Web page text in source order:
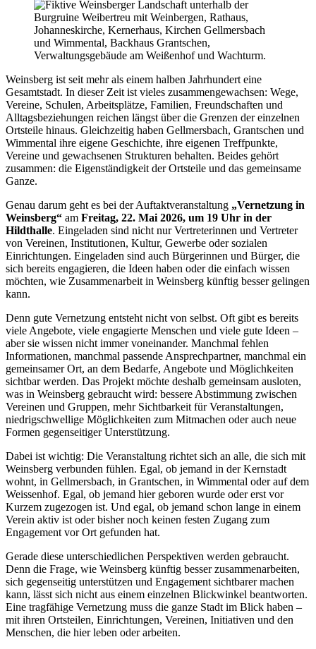
Weinsberg ist seit mehr als einem halben Jahrhundert eine
Gesamtstadt. In dieser Zeit ist vieles zusammengewachsen: Wege,
Vereine, Schulen, Arbeitsplätze, Familien, Freundschaften und
Alltagsbeziehungen reichen längst über die Grenzen der einzelnen
Ortsteile hinaus. Gleichzeitig haben Gellmersbach, Grantschen und
Wimmental ihre eigene Geschichte, ihre eigenen Treffpunkte,
Vereine und gewachsenen Strukturen behalten. Beides gehört
zusammen: die Eigenständigkeit der Ortsteile und das gemeinsame
Ganze.
Genau darum geht es bei der Auftaktveranstaltung „Vernetzung in
Weinsberg“ am Freitag, 22. Mai 2026, um 19 Uhr in der
Hildthalle. Eingeladen sind nicht nur Vertreterinnen und Vertreter
von Vereinen, Institutionen, Kultur, Gewerbe oder sozialen
Einrichtungen. Eingeladen sind auch Bürgerinnen und Bürger, die
sich bereits engagieren, die Ideen haben oder die einfach wissen
möchten, wie Zusammenarbeit in Weinsberg künftig besser gelingen
kann.
Denn gute Vernetzung entsteht nicht von selbst. Oft gibt es bereits
viele Angebote, viele engagierte Menschen und viele gute Ideen –
aber sie wissen nicht immer voneinander. Manchmal fehlen
Informationen, manchmal passende Ansprechpartner, manchmal ein
gemeinsamer Ort, an dem Bedarfe, Angebote und Möglichkeiten
sichtbar werden. Das Projekt möchte deshalb gemeinsam ausloten,
was in Weinsberg gebraucht wird: bessere Abstimmung zwischen
Vereinen und Gruppen, mehr Sichtbarkeit für Veranstaltungen,
niedrigschwellige Möglichkeiten zum Mitmachen oder auch neue
Formen gegenseitiger Unterstützung.
Dabei ist wichtig: Die Veranstaltung richtet sich an alle, die sich mit
Weinsberg verbunden fühlen. Egal, ob jemand in der Kernstadt
wohnt, in Gellmersbach, in Grantschen, in Wimmental oder auf dem
Weissenhof. Egal, ob jemand hier geboren wurde oder erst vor
Kurzem zugezogen ist. Und egal, ob jemand schon lange in einem
Verein aktiv ist oder bisher noch keinen festen Zugang zum
Engagement vor Ort gefunden hat.
Gerade diese unterschiedlichen Perspektiven werden gebraucht.
Denn die Frage, wie Weinsberg künftig besser zusammenarbeiten,
sich gegenseitig unterstützen und Engagement sichtbarer machen
kann, lässt sich nicht aus einem einzelnen Blickwinkel beantworten.
Eine tragfähige Vernetzung muss die ganze Stadt im Blick haben –
mit ihren Ortsteilen, Einrichtungen, Vereinen, Initiativen und den
Menschen, die hier leben oder arbeiten.